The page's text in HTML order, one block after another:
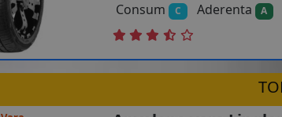
Consum
C Aderenta A